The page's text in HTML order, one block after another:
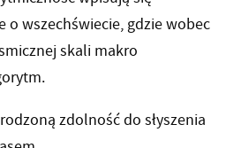
o wszechświecie, gdzie wobec
skali makro
zdolność do słyszenia